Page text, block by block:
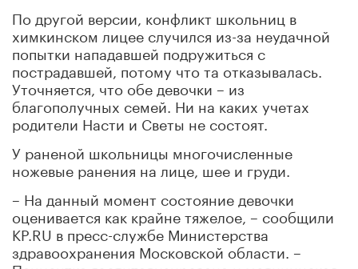
По другой версии, конфликт школьниц в
химкинском лицее случился из-за неудачной
попытки нападавшей подружиться с
пострадавшей, потому что та отказывалась.
Уточняется, что обе девочки – из
благополучных семей. Ни на каких учетах
родители Насти и Светы не состоят.
У раненой школьницы многочисленные
ножевые ранения на лице, шее и груди.
– На данный момент состояние девочки
оценивается как крайне тяжелое, – сообщили
KP.RU в пресс-службе Министерства
здравоохранения Московской области. –